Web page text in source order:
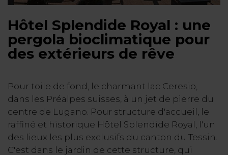
Hôtel Splendide Royal : une
pergola bioclimatique pour
des extérieurs de rêve
Pour toile de fond, le charmant lac Ceresio,
dans les Préalpes suisses, à un jet de pierre du
centre de Lugano. Pour structure d'accueil, le
raffiné et historique Hôtel Splendide Royal, l'un
des lieux les plus exclusifs du canton du Tessin.
C'est dans le jardin de cette structure, qui